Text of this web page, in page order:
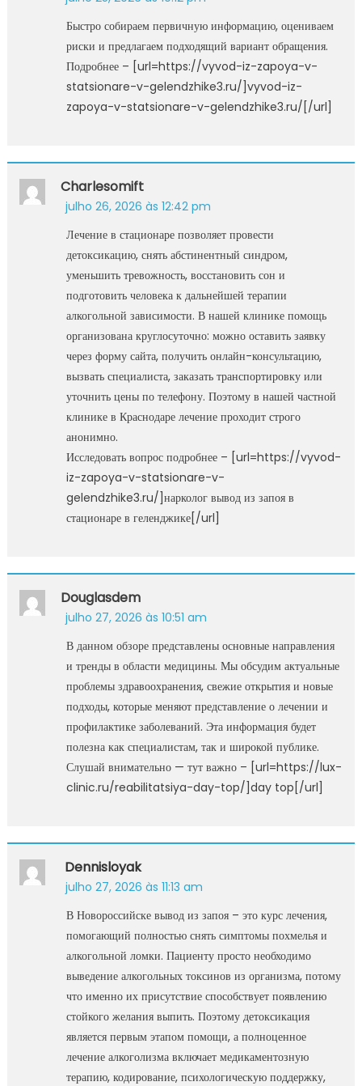
Быстро собираем первичную информацию, оцениваем
риски и предлагаем подходящий вариант обращения.
Подробнее – [url=https://vyvod-iz-zapoya-v-
statsionare-v-gelendzhike3.ru/]vyvod-iz-
zapoya-v-statsionare-v-gelendzhike3.ru/[/url]
Charlesomift
julho 26, 2026 às 12:42 pm
Лечение в стационаре позволяет провести
детоксикацию, снять абстинентный синдром,
уменьшить тревожность, восстановить сон и
подготовить человека к дальнейшей терапии
алкогольной зависимости. В нашей клинике помощь
организована круглосуточно: можно оставить заявку
через форму сайта, получить онлайн-консультацию,
вызвать специалиста, заказать транспортировку или
уточнить цены по телефону. Поэтому в нашей частной
клинике в Краснодаре лечение проходит строго
анонимно.
Исследовать вопрос подробнее – [url=https://vyvod-
iz-zapoya-v-statsionare-v-
gelendzhike3.ru/]нарколог вывод из запоя в
стационаре в геленджике[/url]
Douglasdem
julho 27, 2026 às 10:51 am
В данном обзоре представлены основные направления
и тренды в области медицины. Мы обсудим актуальные
проблемы здравоохранения, свежие открытия и новые
подходы, которые меняют представление о лечении и
профилактике заболеваний. Эта информация будет
полезна как специалистам, так и широкой публике.
Слушай внимательно — тут важно – [url=https://lux-
clinic.ru/reabilitatsiya-day-top/]day top[/url]
Dennisloyak
julho 27, 2026 às 11:13 am
В Новороссийске вывод из запоя – это курс лечения,
помогающий полностью снять симптомы похмелья и
алкогольной ломки. Пациенту просто необходимо
выведение алкогольных токсинов из организма, потому
что именно их присутствие способствует появлению
стойкого желания выпить. Поэтому детоксикация
является первым этапом помощи, а полноценное
лечение алкоголизма включает медикаментозную
терапию, кодирование, психологическую поддержку,